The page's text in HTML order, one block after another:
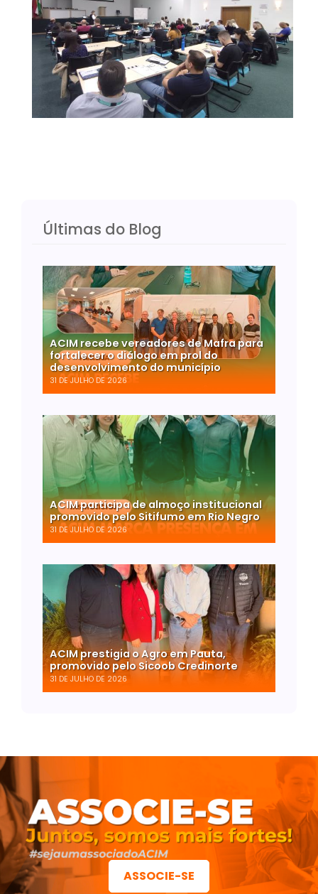
Últimas do Blog
ACIM recebe vereadores de Mafra para
fortalecer o diálogo em prol do
desenvolvimento do município
31 DE JULHO DE 2026
ACIM participa de almoço institucional
promovido pelo Sitifumo em Rio Negro
31 DE JULHO DE 2026
ACIM prestigia o Agro em Pauta,
promovido pelo Sicoob Credinorte
31 DE JULHO DE 2026
ASSOCIE-SE